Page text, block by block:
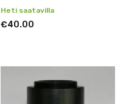
Heti saatavilla
€40.00